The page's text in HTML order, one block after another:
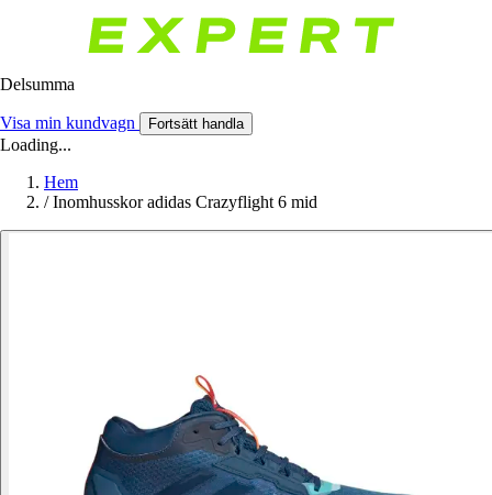
Delsumma
Visa min kundvagn Fortsätt handla
Loading...
Hem
/ Inomhusskor adidas Crazyflight 6 mid